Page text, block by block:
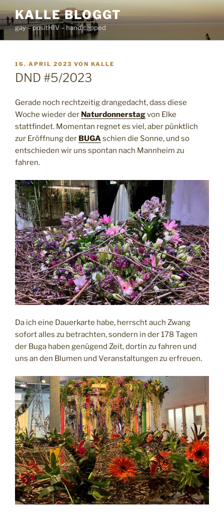
Inhalt
springen
KALLE BLOGGT
gay – positHIV – handicapped
VERÖFFENTLICHT
AM
16. APRIL 2023 VON KALLE
DND #5/2023
Gerade noch rechtzeitig drangedacht, dass diese
Woche wieder der Naturdonnerstagvon Elke
stattfindet. Momentan regnet es viel, aber pünktlich
zur Eröffnung der BUGAschien die Sonne, und so
entschieden wir uns spontan nach Mannheim zu
fahren.
Da ich eine Dauerkarte habe, herrscht auch Zwang
sofort alles zu betrachten, sondern in der 178 Tagen
der Buga haben genügend Zeit, dortin zu fahren und
uns an den Blumen und Veranstaltungen zu erfreuen.